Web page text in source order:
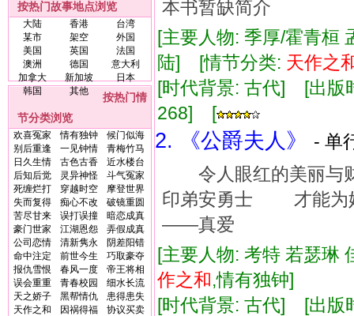
按热门故事地点浏览
大陆 香港
台湾
某市
架空
外国
美国
英国
法国
澳洲
德国
意大利
加拿大
新加坡
日本
韩国
其他
按热门情
节分类浏览
欢喜冤家 情有独钟
候门似海
别后重逢
一见钟情
青梅竹马
日久生情
古色古香
近水楼台
后知后觉
灵异神怪
斗气冤家
死缠烂打
穿越时空
摩登世界
失而复得
痴心不改
破镜重圆
苦尽甘来
误打误撞
暗恋成真
豪门世家
江湖恩怨
弄假成真
公司恋情
清新隽永
阴差阳错
命中注定
前世今生
巧取豪夺
报仇雪恨
春风一度
帝王将相
误会重重
青春校园
细水长流
天之娇子
黑帮情仇
患得患失
天作之和
因祸得福
协议买卖
本书暂缺简介
[主要人物: 季厚/霍青桓
陆] [情节分类: 天作之
[时代背景: 古代] [出
268] [
2. 《公爵夫人》
- 单
令人眼红的美丽
印弟安勇士 才能
——真爱
[主要人物: 考特 若瑟
作之和,情有独钟]
[时代背景: 古代] [出